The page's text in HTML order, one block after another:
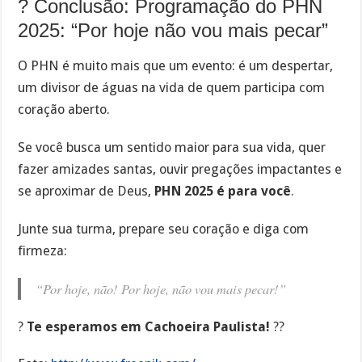
? Conclusão: Programação do PHN
2025: “Por hoje não vou mais pecar”
O PHN é muito mais que um evento: é um despertar,
um divisor de águas na vida de quem participa com
coração aberto.
Se você busca um sentido maior para sua vida, quer
fazer amizades santas, ouvir pregações impactantes e
se aproximar de Deus, PHN 2025 é para você.
Junte sua turma, prepare seu coração e diga com
firmeza:
“Por hoje, não! Por hoje, não vou mais pecar!”
? Te esperamos em Cachoeira Paulista! ??